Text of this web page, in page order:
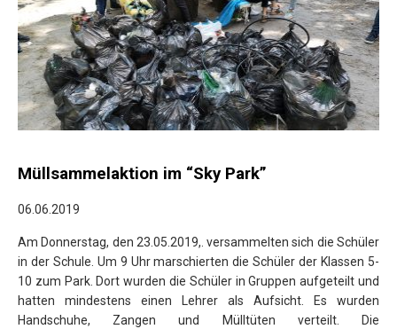
Müllsammelaktion im “Sky Park”
06.06.2019
Am Donnerstag, den 23.05.2019,. versammelten sich die Schüler
in der Schule. Um 9 Uhr marschierten die Schüler der Klassen 5-
10 zum Park. Dort wurden die Schüler in Gruppen aufgeteilt und
hatten mindestens einen Lehrer als Aufsicht. Es wurden
Handschuhe, Zangen und Mülltüten verteilt. Die